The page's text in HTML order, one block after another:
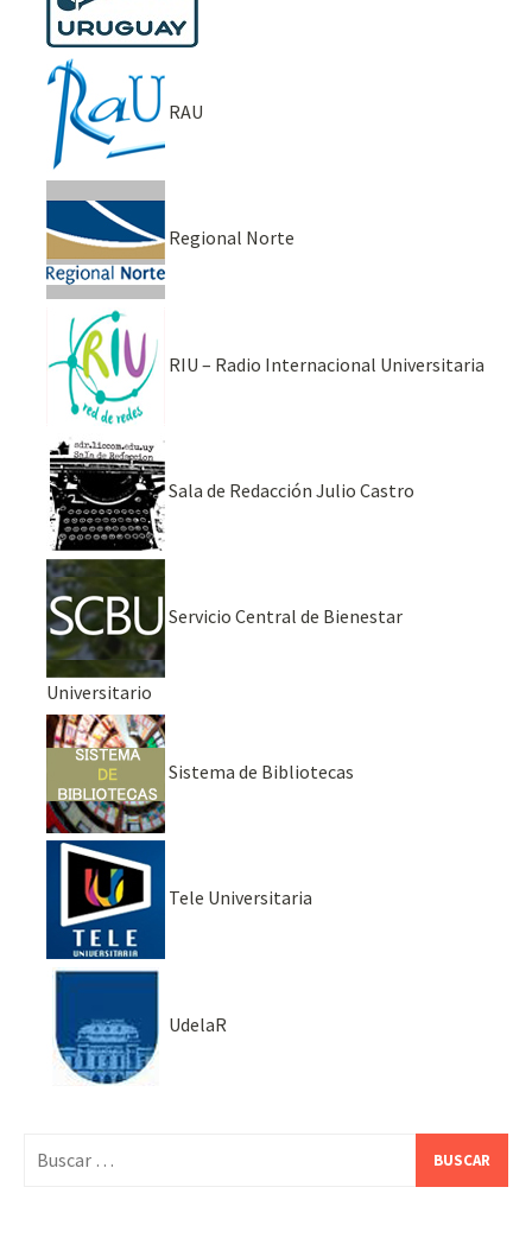
RAU
Regional Norte
RIU – Radio Internacional Universitaria
Sala de Redacción Julio Castro
Servicio Central de Bienestar
Universitario
Sistema de Bibliotecas
Tele Universitaria
UdelaR